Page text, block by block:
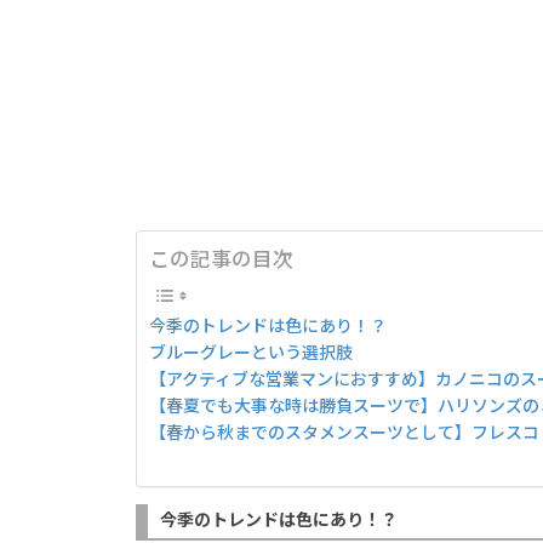
この記事の目次
今季のトレンドは色にあり！？
ブルーグレーという選択肢
【アクティブな営業マンにおすすめ】カノニコの
【春夏でも大事な時は勝負スーツで】ハリソンズ
【春から秋までのスタメンスーツとして】フレスコ
今季のトレンドは色にあり！？